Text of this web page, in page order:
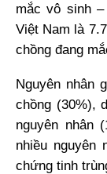
mắc vô sinh
Việt Nam là
chồng đang
Nguyên nhân
chồng (30%),
nguyên nhân
nhiều nguyên
chứng tinh